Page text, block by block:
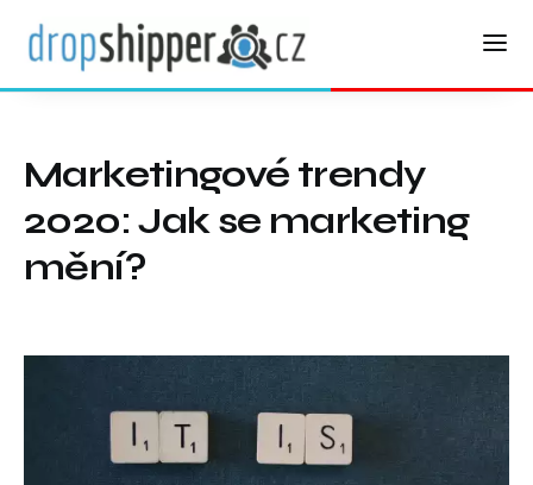
Marketingové trendy
2020: Jak se marketing
mění?